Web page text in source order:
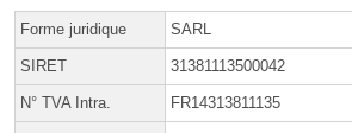
Forme juridique SARL
SIRET 31381113500042
N° TVA Intra. FR14313811135